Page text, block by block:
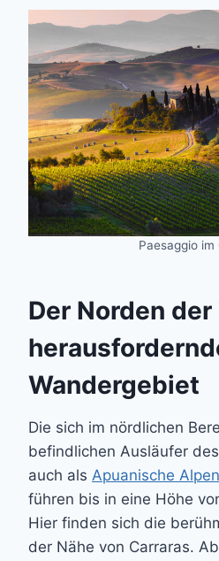
Paesaggio im
Der Norden
Wandergebiet
Die sich im nördlichen
befindlichen Ausläufer
auch als Apuanische Alpen
führen bis in eine Höhe
Hier finden sich die
der Nähe von Carraras.